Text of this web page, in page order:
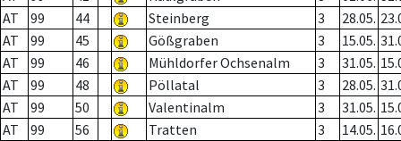
AT
99 44 Steinberg 3 28.05.
AT
99 45 Gößgraben 3 15.05.
AT
99 46 Mühldorfer Ochsenalm 3 31.05.
AT
99 48 Pöllatal 3 28.05.
AT
99 50 Valentinalm 3 31.05.
AT
99 56 Tratten 3 14.05.